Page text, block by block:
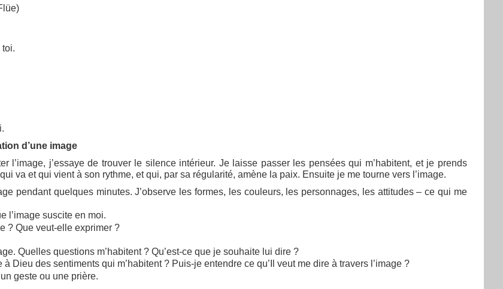
toi.
d’une image
l’image, j’essaye de trouver le silence intérieur. Je laisse passer les pensées qui m’habitent, et je prends
va et qui vient à son rythme, et qui, par sa régularité, amène la paix. Ensuite je me tourne vers l’image.
pendant quelques minutes. J’observe les formes, les couleurs, les personnages, les attitudes – ce qui me
l’image suscite en moi.
? Que veut-elle exprimer ?
Quelles questions m’habitent ? Qu’est-ce que je souhaite lui dire ?
à Dieu des sentiments qui m’habitent ? Puis-je entendre ce qu’Il veut me dire à travers l’image ?
geste ou une prière.